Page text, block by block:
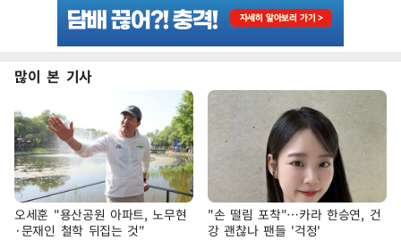
많이 본 기사
오세훈 "용산공원 아파트, 노무현
·문재인 철학 뒤집는 것"
"손 떨림 포착"…카라 한승연, 건
강 괜찮나 팬들 '걱정'